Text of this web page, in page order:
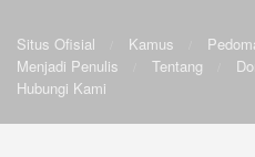
Situs Ofisial Kamus
Menjadi Penulis
Tentang
Hubungi Kami
Ensiklopedia Budaya Batak.©2009